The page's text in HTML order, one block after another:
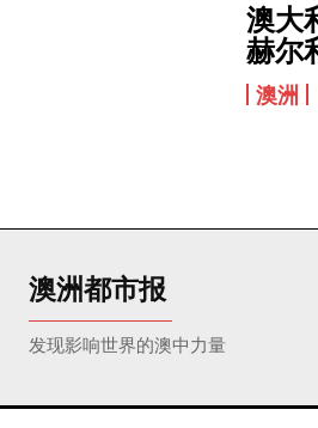
澳大
赫尔
澳洲
澳洲都市报
发现影响世界的澳中力量